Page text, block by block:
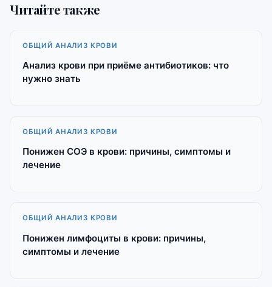
Читайте также
ОБЩИЙ АНАЛИЗ КРОВИ
Анализ крови при приёме антибиотиков: что
нужно знать
ОБЩИЙ АНАЛИЗ КРОВИ
Понижен СОЭ в крови: причины, симптомы и
лечение
ОБЩИЙ АНАЛИЗ КРОВИ
Понижен лимфоциты в крови: причины,
симптомы и лечение